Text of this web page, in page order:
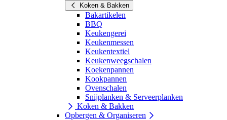
Koken & Bakken
Bakartikelen
BBQ
Keukengerei
Keukenmessen
Keukentextiel
Keukenweegschalen
Koekenpannen
Kookpannen
Ovenschalen
Snijplanken & Serveerplanken
Koken & Bakken
Opbergen & Organiseren